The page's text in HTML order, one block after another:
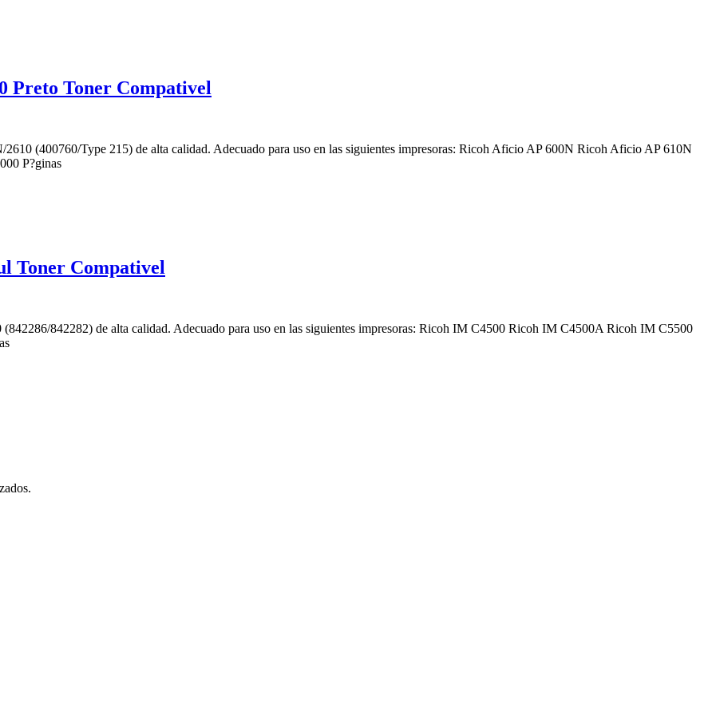
Preto Toner Compativel
(400760/Type 215) de alta calidad. Adecuado para uso en las siguientes impresoras: Ricoh Aficio AP 600N Ricoh Aficio AP 610N
P?ginas
Toner Compativel
842282) de alta calidad. Adecuado para uso en las siguientes impresoras: Ricoh IM C4500 Ricoh IM C4500A Ricoh IM C5500